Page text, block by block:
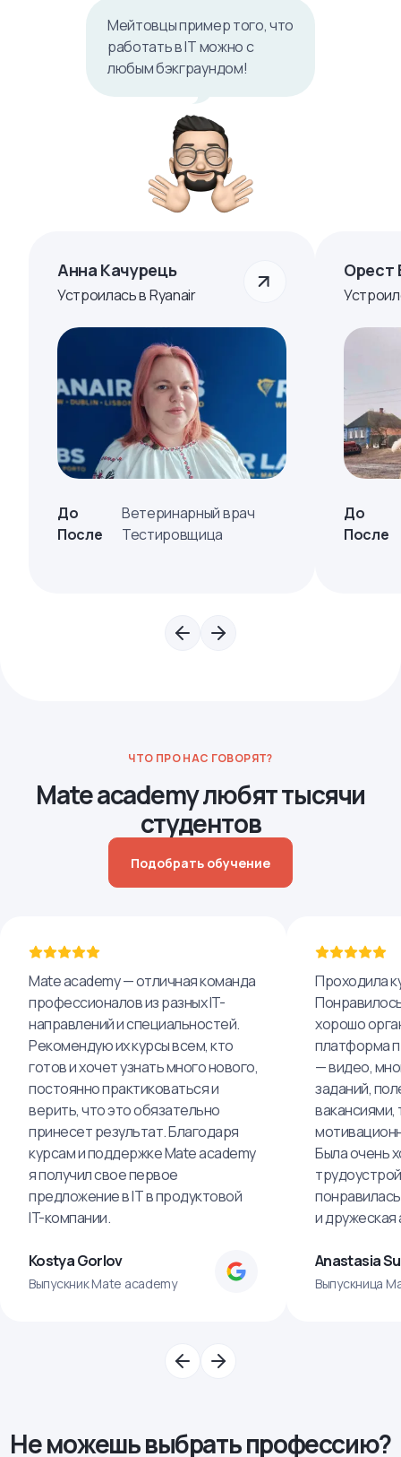
Мейтовцы пример того, что
работать в IТ можно с
любым бэкграундом!
Анна Качурець
Устроилась в Ryanair
До
Ветеринарный врач
После
Тестировщица
Орест
До
После
ЧТО ПРО НАС ГОВОРЯТ?
Mate academy любят тысячи
студентов
Подобрать обучение
Mate academy — отличная команда
профессионалов из разных IT-
направлений и специальностей.
Рекомендую их курсы всем, кто
готов и хочет узнать много нового,
постоянно практиковаться и
верить, что это обязательно
принесет результат. Благодаря
курсам и поддержке Mate academy
я получил свое первое
предложение в IT в продуктовой
IT-компании.
Kostya Gorlov
Выпускник Mate academy
Проходила
хорошо
платформа
— видео,
заданий,
вакансиями,
Была очень
и
Anastasia
Выпускница
Не можешь выбрать профессию?